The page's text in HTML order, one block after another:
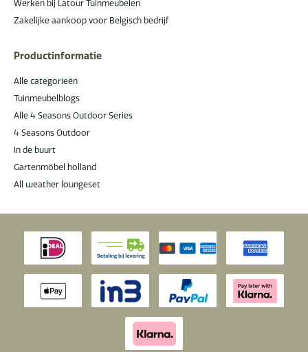
Werken bij Latour Tuinmeubelen
Zakelijke aankoop voor Belgisch bedrijf
Productinformatie
Alle categorieën
Tuinmeubelblogs
Alle 4 Seasons Outdoor Series
4 Seasons Outdoor
In de buurt
Gartenmöbel holland
All weather loungeset